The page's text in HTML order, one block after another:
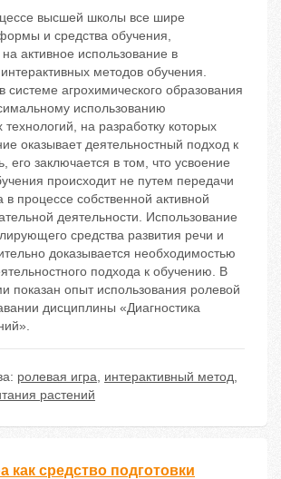
высшей школы все шире
и средства обучения,
активное использование в
методов обучения.
системе агрохимического образования
использованию
технологий, на разработку которых
оказывает деятельностный подход к
его заключается в том, что усвоение
происходит не путем передачи
процессе собственной активной
деятельности. Использование
средства развития речи и
доказывается необходимостью
подхода к обучению. В
показан опыт использования ролевой
дисциплины «Диагностика
ролевая игра, интерактивный метод,
растений
как средство подготовки